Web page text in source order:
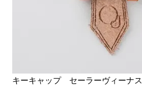
キーキャップ セーラーヴィーナス